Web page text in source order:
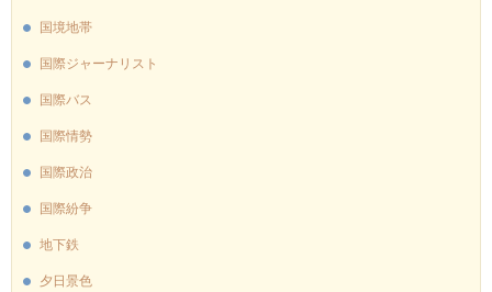
国境地帯
国際ジャーナリスト
国際バス
国際情勢
国際政治
国際紛争
地下鉄
夕日景色